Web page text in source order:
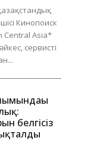
Кинопоиск
Central Asia*
сервисті
белгісіз